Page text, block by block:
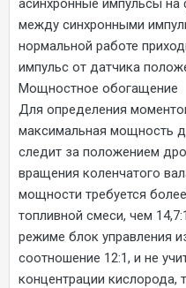
асинхронные импульсы на
между синхронными
нормальной работе
импульс от датчика
Мощностное обогащение
Для определения
максимальная мощность
следит за положением
вращения коленчатого
мощности требуется
топливной смеси, чем
режиме блок управления
соотношение 12:1, и не
концентрации кислорода,